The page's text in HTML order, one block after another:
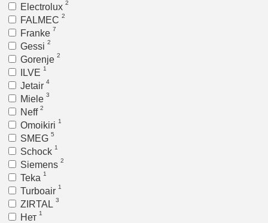
Electrolux 2
FALMEC 2
Franke 7
Gessi 2
Gorenje 2
ILVE 1
Jetair 4
Miele 3
Neff 2
Omoikiri 1
SMEG 5
Schock 1
Siemens 2
Teka 1
Turboair 1
ZIRTAL 3
Нет 1